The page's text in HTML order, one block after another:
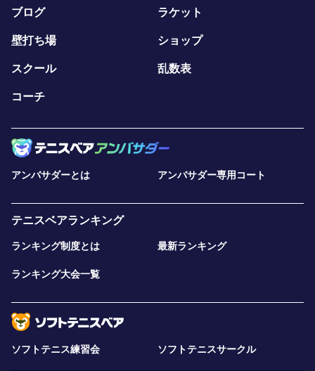
ブログ ラケット
壁打ち場 ショップ
スクール 乱数表
コーチ
アンバサダーとは アンバサダー専用コート
テニスベアランキング
ランキング制度とは 最新ランキング
ランキング大会一覧
ソフトテニス練習会 ソフトテニスサークル